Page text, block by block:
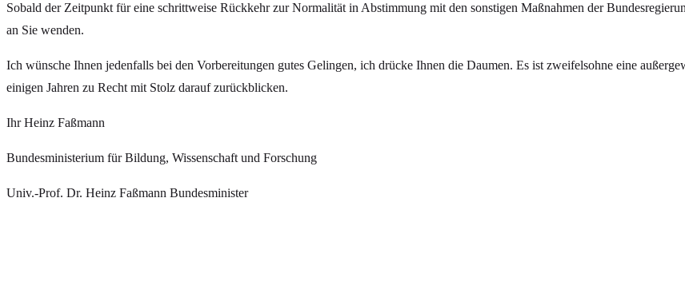
Sobald der Zeitpunkt für eine schrittweise Rückkehr zur Normalität in Abstimmung mit den sonstigen Maßnahmen der
an Sie wenden.
Ich wünsche Ihnen jedenfalls bei den Vorbereitungen gutes Gelingen, ich drücke Ihnen die Daumen. Es ist zweifelsohne eine
einigen Jahren zu Recht mit Stolz darauf zurückblicken.
Ihr Heinz Faßmann
Bundesministerium für Bildung, Wissenschaft und Forschung
Univ.-Prof. Dr. Heinz Faßmann Bundesminister